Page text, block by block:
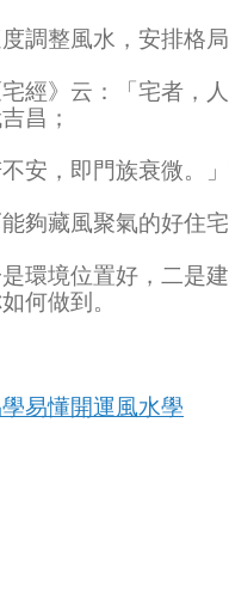
調整風水，安排格
經》云：「宅者，
昌；
安，即門族衰微。
夠藏風聚氣的好住
環境位置好，二是
何做到。
易懂開運風水學